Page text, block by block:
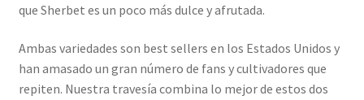
que Sherbet es un poco más dulce y afrutada.
Ambas variedades son best sellers en los Estados Unidos y
han amasado un gran número de fans y cultivadores que
repiten. Nuestra travesía combina lo mejor de estos dos